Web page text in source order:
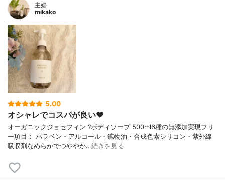
主婦
mikako
5.00
オシャレでコスパが良い❤️
オーガニックジョセフィン ?ボディソープ 500ml6種の無添加実現フリ
ー項目： パラベン・アルコール・鉱物油・合成色素シリコン・紫外線
吸収剤なめらかでつややか…続きを見る